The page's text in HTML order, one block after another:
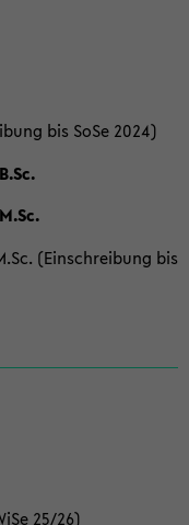
bis SoSe 2024)
(Einschreibung bis
25/26)